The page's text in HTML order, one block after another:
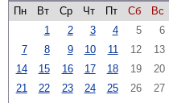
Пн
Вт Ср Чт Пт Сб
Вс
1
2 3 4 5
6
7
8 9 10 11 12
13
14
15 16 17 18 19
20
21
22 23 24 25 26
27